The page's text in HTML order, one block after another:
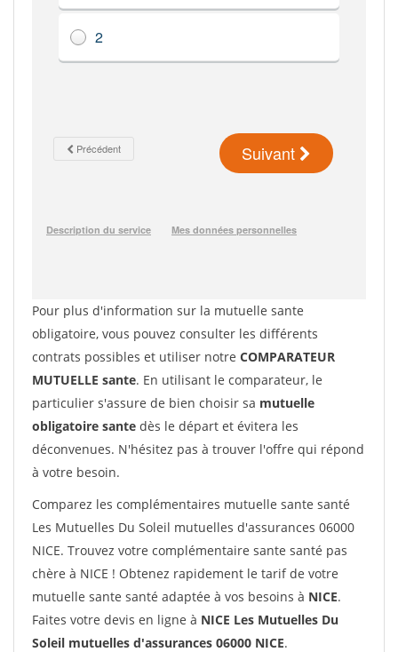
Pour plus d'information sur la mutuelle sante
obligatoire, vous pouvez consulter les différents
contrats possibles et utiliser notre COMPARATEUR
MUTUELLE sante. En utilisant le comparateur, le
particulier s'assure de bien choisir sa mutuelle
obligatoire sante dès le départ et évitera les
déconvenues. N'hésitez pas à trouver l'offre qui répond
à votre besoin.
Comparez les complémentaires mutuelle sante santé
Les Mutuelles Du Soleil mutuelles d'assurances 06000
NICE. Trouvez votre complémentaire sante santé pas
chère à NICE ! Obtenez rapidement le tarif de votre
mutuelle sante santé adaptée à vos besoins à NICE.
Faites votre devis en ligne à NICE Les Mutuelles Du
Soleil mutuelles d'assurances 06000 NICE.